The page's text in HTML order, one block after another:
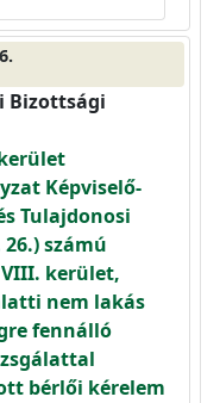
Bizottsági
Képviselő-
Tulajdonosi
számú
kerület,
nem lakás
fennálló
bérlői kérelem